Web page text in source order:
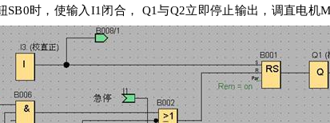
SB0时，使输入 I1 闭合， Q1与Q2立即停止输出，调直电机